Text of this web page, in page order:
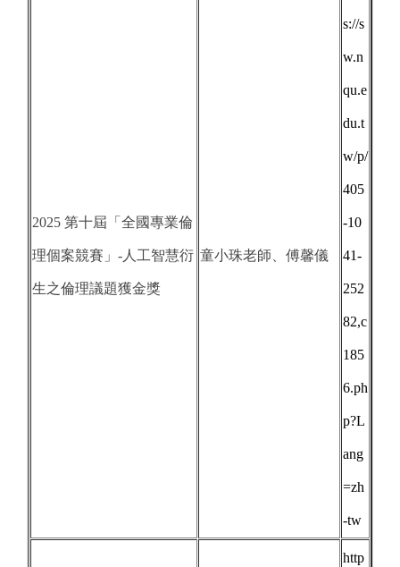
2025 第十屆「全國專業倫
理個案競賽」-人工智慧衍
生之倫理議題獲金獎
童小珠老師、傅馨儀
s://s
w.n
qu.e
du.t
w/p/
405
-10
41-
252
82,c
185
6.ph
p?L
ang
=zh
-tw
http